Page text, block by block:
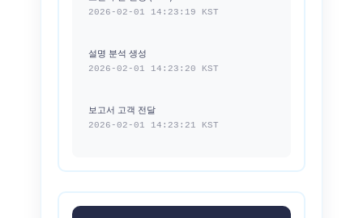
2026-02-01 14:23:19 KST
설명 분석 생성
2026-02-01 14:23:20 KST
보고서 고객 전달
2026-02-01 14:23:21 KST